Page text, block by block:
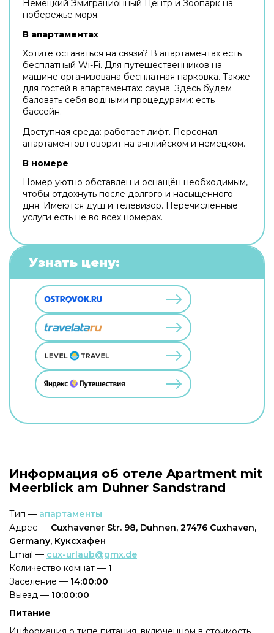
Немецкий Эмиграционный Центр и Зоопарк на
побережье моря.
В апартаментах
Хотите оставаться на связи? В апартаментах есть
бесплатный Wi-Fi. Для путешественников на
машине организована бесплатная парковка. Также
для гостей в апартаментах: сауна. Здесь будем
баловать себя водными процедурами: есть
бассейн.
Доступная среда: работает лифт. Персонал
апартаментов говорит на английском и немецком.
В номере
Номер уютно обставлен и оснащён необходимым,
чтобы отдохнуть после долгого и насыщенного
дня. Имеются душ и телевизор. Перечисленные
услуги есть не во всех номерах.
Узнать цену:
Информация об отеле Apartment mit
Meerblick am Duhner Sandstrand
Тип — апартаменты
Адрес — Cuxhavener Str. 98, Duhnen, 27476 Cuxhaven,
Germany, Куксхафен
Email — cux-urlaub@gmx.de
Количество комнат — 1
Заселение — 14:00:00
Выезд — 10:00:00
Питание